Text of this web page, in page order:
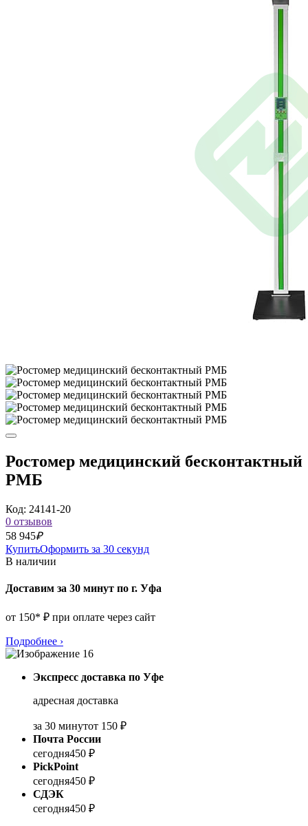
Ростомер медицинский бесконтактный
РМБ
Код: 24141-20
0 отзывов
58 945₽
КупитьОформить за 30 секунд
В наличии
Доставим за 30 минут по г. Уфа
от 150* ₽ при оплате через сайт
Подробнее ›
Экспресс доставка по Уфе
адресная доставка
за 30 минутот 150 ₽
Почта России
сегодня450 ₽
PickPoint
сегодня450 ₽
СДЭК
сегодня450 ₽